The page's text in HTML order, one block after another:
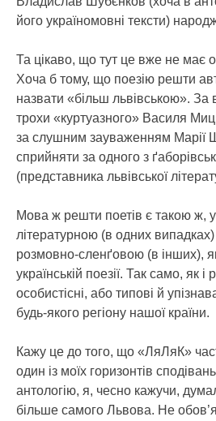
його україномовні тексти)
Та цікаво, що тут це вже не має
Хоча б тому, що поезію решти
назвати «більш львівською». За
трохи «куртуазного» Василя
за слушним зауваженням Марії
сприйняти за одного з
(представника львівської
Мова ж решти поетів є такою ж,
літературною (в одних
розмовно-сленґовою (в інших),
українській поезії. Так само, як і
особистісні, або типові й
будь-якого регіону нашої країни.
Кажу це до того, що «ЛяЛяК»
один із моїх горизонтів
антологію, я, чесно кажучи,
більше самого Львова. Не